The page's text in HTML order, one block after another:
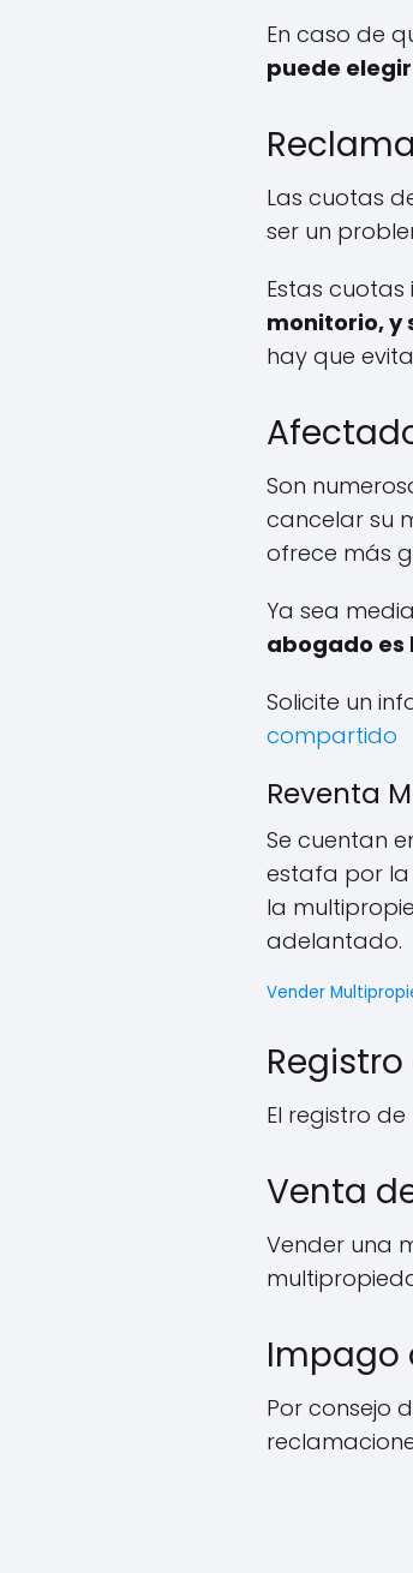
En caso de
puede
Las cuotas
ser un
Estas
monitorio, y
hay que
Son
cancelar su
ofrece más
Ya sea
abogado
Solicite un
compartido
Reventa
Se cuentan
estafa por
la
adelantado.
Vender
El registro
Venta
Vender una
Impago
Por consejo